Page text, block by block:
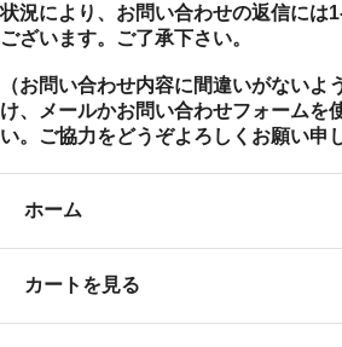
状況により、お問い合わせの返信には
ございます。ご了承下さい。
（お問い合わせ内容に間違いがないよ
け、メールかお問い合わせフォームを
い。ご協力をどうぞよろしくお願い申
ホーム
カートを見る